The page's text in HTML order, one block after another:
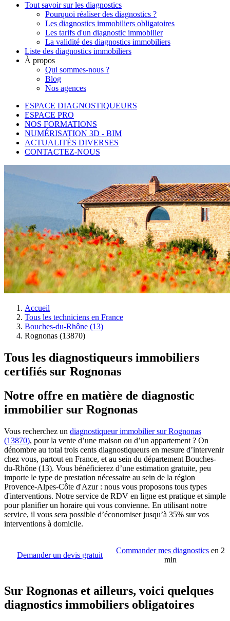
Tout savoir sur les diagnostics
Pourquoi réaliser des diagnostics ?
Les diagnostics immobiliers obligatoires
Les tarifs d'un diagnostic immobilier
La validité des diagnostics immobiliers
Liste des diagnostics immobiliers
À propos
Qui sommes-nous ?
Blog
Nos agences
ESPACE DIAGNOSTIQUEURS
ESPACE PRO
NOS FORMATIONS
NUMÉRISATION 3D - BIM
ACTUALITÉS DIVERSES
CONTACTEZ-NOUS
Accueil
Tous les techniciens en France
Bouches-du-Rhône (13)
Rognonas (13870)
Tous les diagnostiqueurs immobiliers
certifiés sur Rognonas
Notre offre en matière de diagnostic
immobilier sur Rognonas
Vous recherchez un diagnostiqueur immobilier sur Rognonas
(13870), pour la vente d’une maison ou d’un appartement ? On
dénombre au total trois cents diagnostiqueurs en mesure d’intervenir
chez vous, partout en France, et au sein du département Bouches-
du-Rhône (13). Vous bénéficierez d’une estimation gratuite, peu
importe le type de prestation nécessaire au sein de la région
Provence-Alpes-Côte d'Azur : nous vous proposons tous types
d'interventions. Notre service de RDV en ligne est pratique et simple
pour planifier un horaire qui vous convienne. En utilisant notre
service, il vous sera possible d’économiser jusqu’à 35% sur vos
interventions à domicile.
Demander un devis gratuit
Commander mes diagnostics en 2
min
Sur Rognonas et ailleurs, voici quelques
diagnostics immobiliers obligatoires